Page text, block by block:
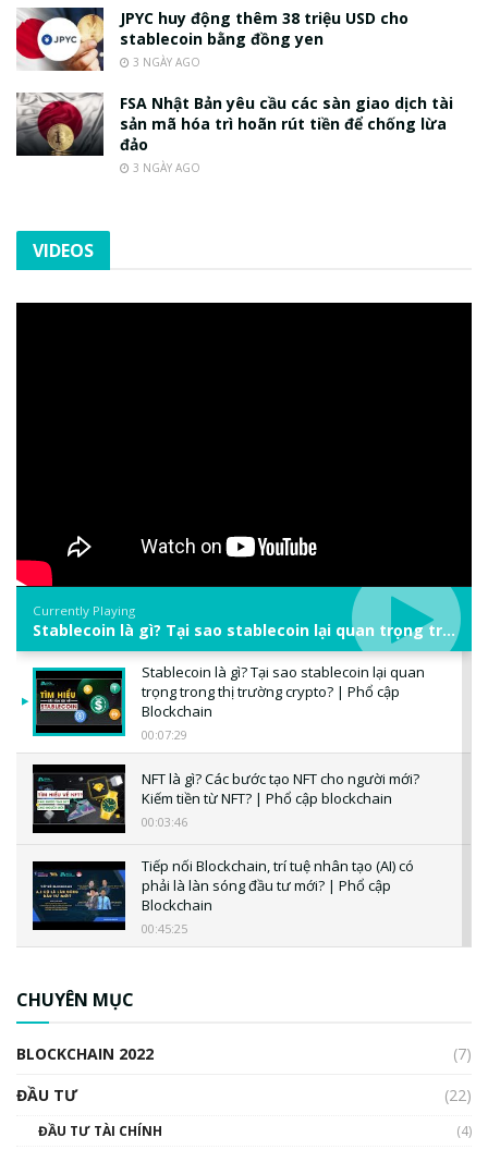
JPYC huy động thêm 38 triệu USD cho
stablecoin bằng đồng yen
3 NGÀY AGO
FSA Nhật Bản yêu cầu các sàn giao dịch tài
sản mã hóa trì hoãn rút tiền để chống lừa
đảo
3 NGÀY AGO
VIDEOS
Currently Playing
Stablecoin là gì? Tại sao stablecoin lại quan trọng trong thị trường crypto? | Phổ cập Blockchain
Stablecoin là gì? Tại sao stablecoin lại quan
trọng trong thị trường crypto? | Phổ cập
Blockchain
00:07:29
NFT là gì? Các bước tạo NFT cho người mới?
Kiếm tiền từ NFT? | Phổ cập blockchain
00:03:46
Tiếp nối Blockchain, trí tuệ nhân tạo (AI) có
phải là làn sóng đầu tư mới? | Phổ cập
Blockchain
00:45:25
00:02:14
CHUYÊN MỤC
BLOCKCHAIN 2022
(7)
ĐẦU TƯ
(22)
ĐẦU TƯ TÀI CHÍNH
(4)